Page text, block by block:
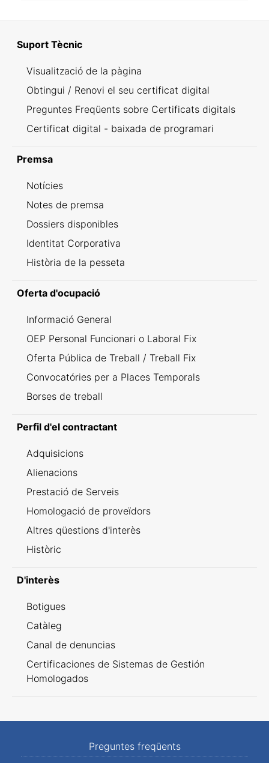
Suport Tècnic
Visualització de la pàgina
Obtingui / Renovi el seu certificat digital
Preguntes Freqüents sobre Certificats digitals
Certificat digital - baixada de programari
Premsa
Notícies
Notes de premsa
Dossiers disponibles
Identitat Corporativa
Història de la pesseta
Oferta d'ocupació
Informació General
OEP Personal Funcionari o Laboral Fix
Oferta Pública de Treball / Treball Fix
Convocatóries per a Places Temporals
Borses de treball
Perfil d'el contractant
Adquisicions
Alienacions
Prestació de Serveis
Homologació de proveïdors
Altres qüestions d'interès
Històric
D'interès
Botigues
Catàleg
Canal de denuncias
Certificaciones de Sistemas de Gestión
Homologados
Preguntes freqüents